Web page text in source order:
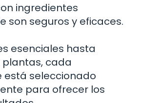
ingredientes
son seguros y eficaces.
esenciales hasta
cada
seleccionado
para ofrecer los